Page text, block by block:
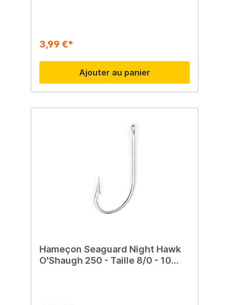
3,99 €*
Ajouter au panier
Hameçon Seaguard Night Hawk
O'Shaugh 250 - Taille 8/0 - 10